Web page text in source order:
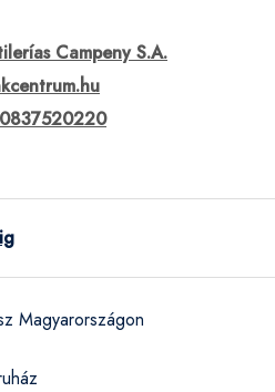
Campeny S.A.
Magyarországon